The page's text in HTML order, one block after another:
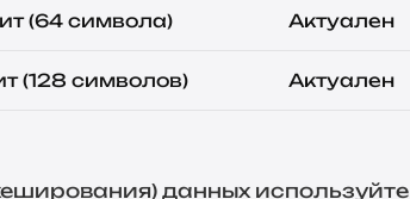
(64 символа) Актуален
(128 символов) Актуален
данных используйте